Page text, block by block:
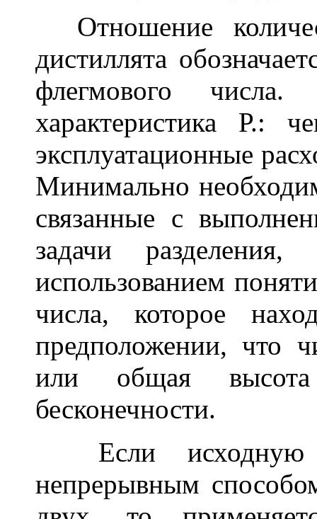
Отношение
дистиллята
флегмового
характеристика Р.:
эксплуатационные
Минимально
связанные с
задачи
использованием
числа, которое
предположении, что
или общая
бесконечности.
Если исходную
непрерывным